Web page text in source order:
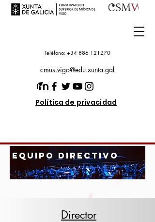
Teléfono: +34 886 121270
cmus.vigo@edu.xunta.gal
Política de privacidad
equipo directivo
Director